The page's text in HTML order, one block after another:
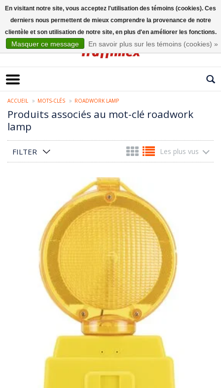
ACCUEIL MOTS-CLÉS ROADWORK LAMP
Produits associés au mot-clé roadwork
lamp
FILTER Les plus vus
En visitant notre site, vous acceptez l'utilisation des témoins (cookies). Ces
derniers nous permettent de mieux comprendre la provenance de notre
clientèle et son utilisation de notre site, en plus d'en améliorer les fonctions.
Masquer ce message En savoir plus sur les témoins (cookies) »